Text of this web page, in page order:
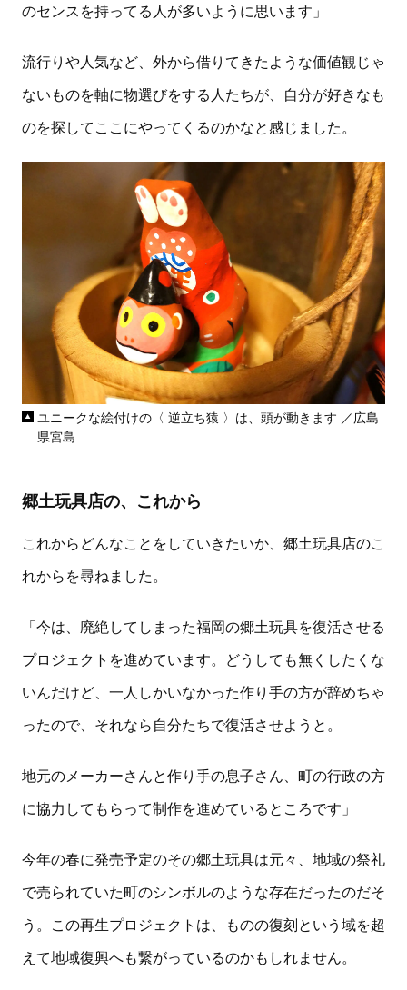
のセンスを持ってる人が多いように思います」
流行りや人気など、外から借りてきたような価値観じゃ
ないものを軸に物選びをする人たちが、自分が好きなも
のを探してここにやってくるのかなと感じました。
ユニークな絵付けの〈 逆立ち猿 〉は、頭が動きます ／広島
県宮島
郷土玩具店の、これから
これからどんなことをしていきたいか、郷土玩具店のこ
れからを尋ねました。
「今は、廃絶してしまった福岡の郷土玩具を復活させる
プロジェクトを進めています。どうしても無くしたくな
いんだけど、一人しかいなかった作り手の方が辞めちゃ
ったので、それなら自分たちで復活させようと。
地元のメーカーさんと作り手の息子さん、町の行政の方
に協力してもらって制作を進めているところです」
今年の春に発売予定のその郷土玩具は元々、地域の祭礼
で売られていた町のシンボルのような存在だったのだそ
う。この再生プロジェクトは、ものの復刻という域を超
えて地域復興へも繋がっているのかもしれません。